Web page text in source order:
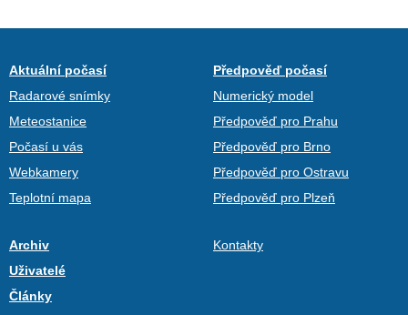
Aktuální počasí
Radarové snímky
Meteostanice
Počasí u vás
Webkamery
Teplotní mapa
Předpověď počasí
Numerický model
Předpověď pro Prahu
Předpověď pro Brno
Předpověď pro Ostravu
Předpověď pro Plzeň
Archiv
Uživatelé
Články
Kontakty